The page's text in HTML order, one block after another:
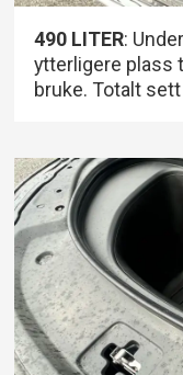
490 LITER:
ytterligere plass
bruke. Totalt